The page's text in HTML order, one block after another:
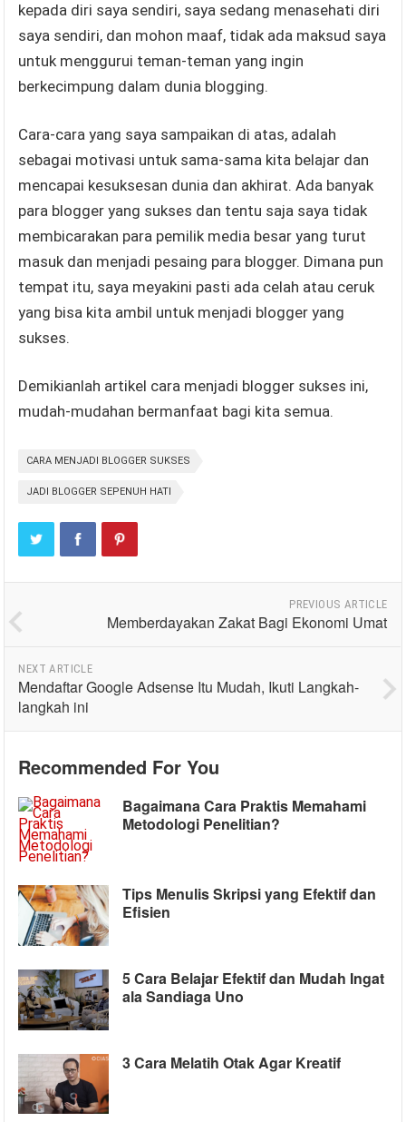
kepada diri saya sendiri, saya sedang menasehati diri
saya sendiri, dan mohon maaf, tidak ada maksud saya
untuk menggurui teman-teman yang ingin
berkecimpung dalam dunia blogging.
Cara-cara yang saya sampaikan di atas, adalah
sebagai motivasi untuk sama-sama kita belajar dan
mencapai kesuksesan dunia dan akhirat. Ada banyak
para blogger yang sukses dan tentu saja saya tidak
membicarakan para pemilik media besar yang turut
masuk dan menjadi pesaing para blogger. Dimana pun
tempat itu, saya meyakini pasti ada celah atau ceruk
yang bisa kita ambil untuk menjadi blogger yang
sukses.
Demikianlah artikel cara menjadi blogger sukses ini,
mudah-mudahan bermanfaat bagi kita semua.
CARA MENJADI BLOGGER SUKSES
JADI BLOGGER SEPENUH HATI
PREVIOUS ARTICLE
Memberdayakan Zakat Bagi Ekonomi Umat
NEXT ARTICLE
Mendaftar Google Adsense Itu Mudah, Ikuti Langkah-
langkah ini
Recommended For You
Bagaimana Cara Praktis Memahami
Metodologi Penelitian?
Tips Menulis Skripsi yang Efektif dan
Efisien
5 Cara Belajar Efektif dan Mudah Ingat
ala Sandiaga Uno
3 Cara Melatih Otak Agar Kreatif